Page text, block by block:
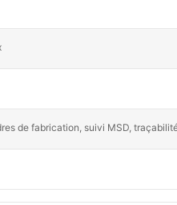
de fabrication, suivi MSD,